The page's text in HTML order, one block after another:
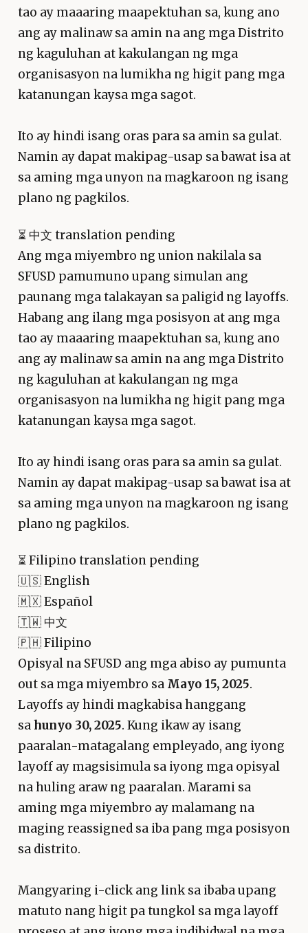
tao ay maaaring maapektuhan sa, kung ano
ang ay malinaw sa amin na ang mga Distrito
ng kaguluhan at kakulangan ng mga
organisasyon na lumikha ng higit pang mga
katanungan kaysa mga sagot.
Ito ay hindi isang oras para sa amin sa gulat.
Namin ay dapat makipag-usap sa bawat isa at
sa aming mga unyon na magkaroon ng isang
plano ng pagkilos.
⏳中文 translation pending
Ang mga miyembro ng union nakilala sa
SFUSD pamumuno upang simulan ang
paunang mga talakayan sa paligid ng layoffs.
Habang ang ilang mga posisyon at ang mga
tao ay maaaring maapektuhan sa, kung ano
ang ay malinaw sa amin na ang mga Distrito
ng kaguluhan at kakulangan ng mga
organisasyon na lumikha ng higit pang mga
katanungan kaysa mga sagot.
Ito ay hindi isang oras para sa amin sa gulat.
Namin ay dapat makipag-usap sa bawat isa at
sa aming mga unyon na magkaroon ng isang
plano ng pagkilos.
⏳Filipino translation pending
🇺🇸 English
🇲🇽 Español
🇹🇼 中文
🇵🇭 Filipino
Opisyal na SFUSD ang mga abiso ay pumunta
out sa mga miyembro sa Mayo 15, 2025.
Layoffs ay hindi magkabisa hanggang
sahunyo 30, 2025. Kung ikaw ay isang
paaralan-matagalang empleyado, ang iyong
layoff ay magsisimula sa iyong mga opisyal
na huling araw ng paaralan. Marami sa
aming mga miyembro ay malamang na
maging reassigned sa iba pang mga posisyon
sa distrito.
Mangyaring i-click ang link sa ibaba upang
matuto nang higit pa tungkol sa mga layoff